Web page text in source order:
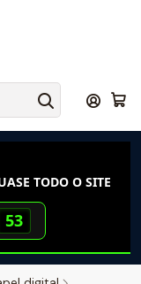
TODO O SITE
52